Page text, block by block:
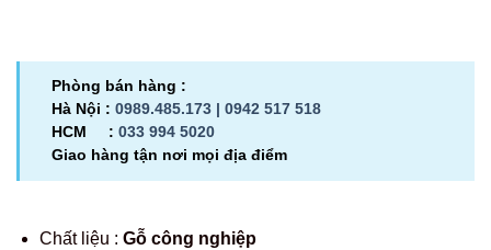
Phòng bán hàng :
Hà Nội : 0989.485.173 | 0942 517 518
HCM : 033 994 5020
Giao hàng tận nơi mọi địa điểm
Chất liệu : Gỗ công nghiệp